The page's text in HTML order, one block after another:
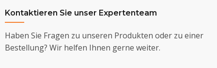
Kontaktieren Sie unser Expertenteam
Haben Sie Fragen zu unseren Produkten oder zu einer
Bestellung? Wir helfen Ihnen gerne weiter.